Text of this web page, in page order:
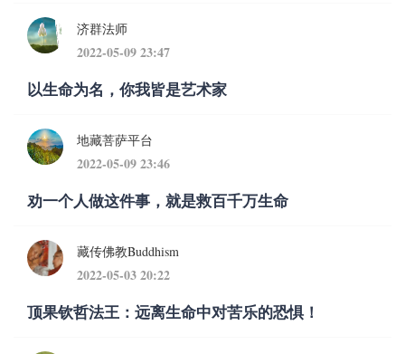
济群法师
2022-05-09 23:47
以生命为名，你我皆是艺术家
地藏菩萨平台
2022-05-09 23:46
劝一个人做这件事，就是救百千万生命
藏传佛教Buddhism
2022-05-03 20:22
顶果钦哲法王：远离生命中对苦乐的恐惧！